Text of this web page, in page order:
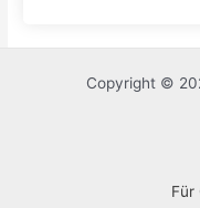
Copyright ©
Für